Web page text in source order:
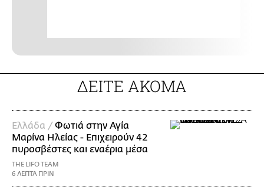
ΔΕΙΤΕ ΑΚΟΜΑ
Ελλάδα / Φωτιά στην Αγία
Μαρίνα Ηλείας - Επιχειρούν 42
πυροσβέστες και εναέρια μέσα
THE LIFO TEAM
6 ΛΕΠΤΑ ΠΡΙΝ